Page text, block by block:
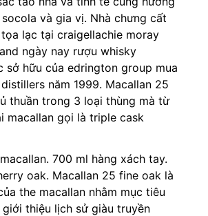
và gia vị. Nhà chưng cất
lạc tại craigellachie moray
ngày nay rượu whisky
sở hữu của edrington group mua
năm 1999. Macallan 25
thuần trong 3 loại thùng mà từ
macallan gọi là triple cask
700 ml hàng xách tay.
oak. Macallan 25 fine oak là
the macallan nhằm mục tiêu
thiệu lịch sử giàu truyền